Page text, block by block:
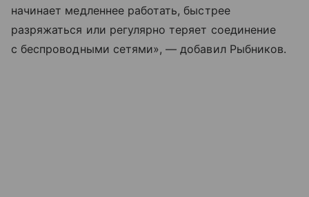
начинает медленнее работать, быстрее
разряжаться или регулярно теряет соединение
с беспроводными сетями», — добавил Рыбников.